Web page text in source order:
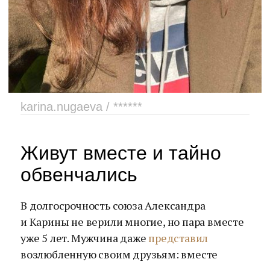
karina.nugaeva / ******
Живут вместе и тайно
обвенчались
В долгосрочность союза Александра
и Карины не верили многие, но пара вместе
уже 5 лет. Мужчина даже представил
возлюбленную своим друзьям: вместе